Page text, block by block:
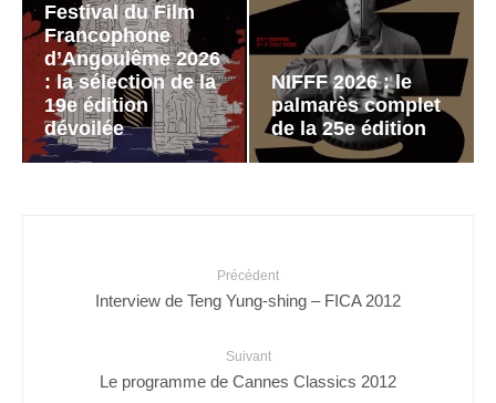
Festival du Film
Francophone
d’Angoulême 2026
: la sélection de la
19e édition
dévoilée
NIFFF 2026 : le
palmarès complet
de la 25e édition
Précédent
Interview de Teng Yung-shing – FICA 2012
Suivant
Le programme de Cannes Classics 2012